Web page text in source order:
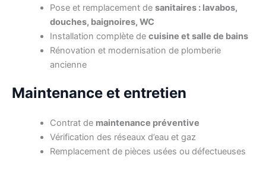
Pose et remplacement de sanitaires : lavabos,
douches, baignoires, WC
Installation complète de cuisine et salle de bains
Rénovation et modernisation de plomberie
ancienne
Maintenance et entretien
Contrat de maintenance préventive
Vérification des réseaux d’eau et gaz
Remplacement de pièces usées ou défectueuses